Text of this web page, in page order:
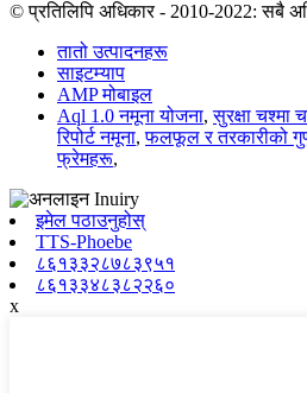
© प्रतिलिपि अधिकार - 2010-2022: सबै
तातो उत्पादनहरू
साइटम्याप
AMP मोबाइल
Aql 1.0 नमूना योजना,सुरक्षा चश्मा
रिपोर्ट नमूना,फलफूल र तरकारीको
फ्रेमहरू,
इमेल पठाउनुहोस्
TTS-Phoebe
८६१३३२८७८३९५१
८६१३३४८३८२२६०
x